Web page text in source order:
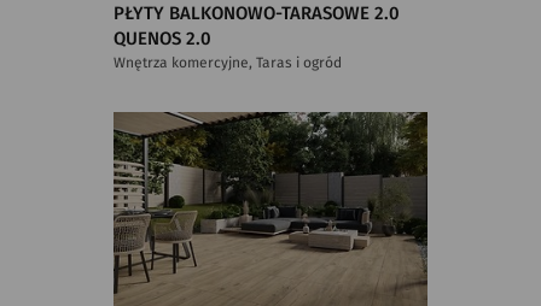
PŁYTY BALKONOWO-TARASOWE 2.0
QUENOS 2.0
Wnętrza komercyjne, Taras i ogród